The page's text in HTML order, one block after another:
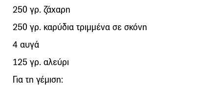
250 γρ. ζάχαρη
250 γρ. καρύδια τριμμένα σε σκόνη
4 αυγά
125 γρ. αλεύρι
Για τη γέμιση: